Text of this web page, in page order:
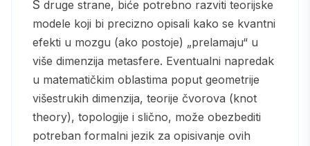
S druge strane, biće potrebno razviti teorijske
modele koji bi precizno opisali kako se kvantni
efekti u mozgu (ako postoje) „prelamaju“ u
više dimenzija metasfere. Eventualni napredak
u matematičkim oblastima poput geometrije
višestrukih dimenzija, teorije čvorova (knot
theory), topologije i slično, može obezbediti
potreban formalni jezik za opisivanje ovih